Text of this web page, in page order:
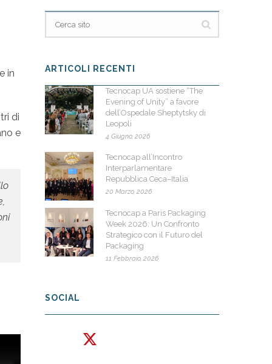
in
di
e
ARTICOLI RECENTI
Tecnocap UA sostiene “The
Evening of Unity” a favore
dell’Ospedale Sheptytsky di
Leopoli
4 Giugno, 2026
Tecnocap all’Incontro
Interparlamentare
Repubblica Ceca–Italia
20 Marzo, 2026
Tecnocap a Paris Packaging
Week 2026: Un Confronto
Strategico con il Futuro del
Packaging
11 Febbraio, 2026
SOCIAL